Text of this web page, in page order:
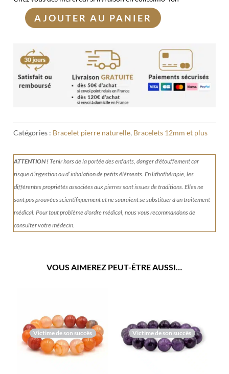
quantité
Bracelet
Oeil
de
Tigre
AJOUTER AU PANIER
Catégories : Bracelet pierre naturelle, Bracelets 12mm et plus
ATTENTION !Tenirhors de la portée des enfants, danger d'étouffement car
risque d’ingestion ou d’ inhalation de petits éléments.En lithothérapie, les
différentes propriétés associées aux pierres sont issues de traditions. Elles ne
sont pas prouvées scientifiquement et ne sauraient se substituer à un traitement
médical. Pour tout problème d'ordre médical, nous vous recommandons de
consulter votre médecin.
VOUS AIMEREZ PEUT-ÊTRE AUSSI…
Victime de son succès Victime de son succès